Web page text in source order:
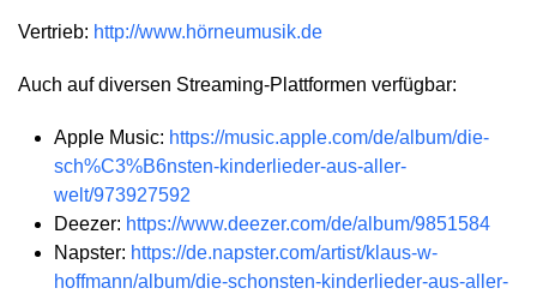
Vertrieb: http://www.hörneumusik.de
Auch auf diversen Streaming-Plattformen verfügbar:
Apple Music: https://music.apple.com/de/album/die-
sch%C3%B6nsten-kinderlieder-aus-aller-
welt/973927592
Deezer: https://www.deezer.com/de/album/9851584
Napster: https://de.napster.com/artist/klaus-w-
hoffmann/album/die-schonsten-kinderlieder-aus-aller-